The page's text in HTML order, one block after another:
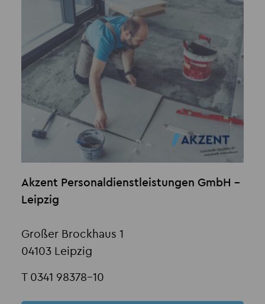
Akzent Personaldienstleistungen GmbH -
Leipzig
Großer Brockhaus 1
04103 Leipzig
T 0341 98378-10